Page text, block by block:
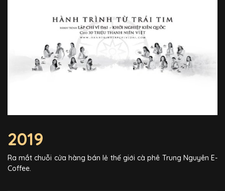
2019
Ra mắt chuỗi cửa hàng bán lẻ thế giới cà phê Trung Nguyên E-
Coffee.